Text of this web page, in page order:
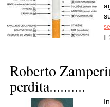
Roberto
perdita..........